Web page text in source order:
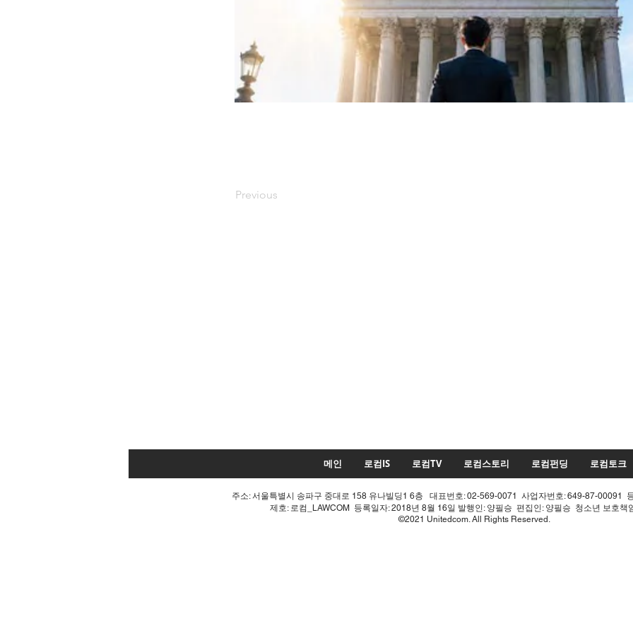
Previous
메인 로컴IS 로컴TV 로컴스토리 로컴펀딩 로컴토크
주소: 서울특별시 송파구 중대로 158 유나빌딩1 6층 대표번호: 02-569-0071 사업자번호: 649-87-00091
제호: 로컴_LAWCOM 등록일자: 2018년 8월 16일 발행인: 양필승 편집인: 양필승 청소년 보호
©2021 Unitedcom. All Rights Reserved.